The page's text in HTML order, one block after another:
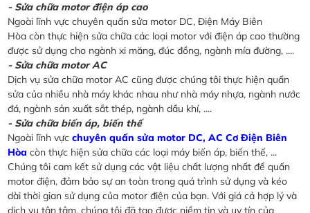
- Sửa chữa motor điện áp cao
Ngoài lĩnh vực chuyên quấn sửa motor DC, Điện Máy Biên
Hòa còn thực hiện sửa chữa các loại motor với điện áp cao thường
được sử dụng cho ngành xi măng, đúc đồng, ngành mía đường, ....
- Sửa chữa motor AC
Dịch vụ sửa chữa motor AC cũng được chúng tôi thực hiện quấn
sửa của nhiều nhà máy khác nhau như nhà máy nhựa, ngành nước
đá, ngành sản xuất sắt thép, ngành dầu khí, ....
- Sửa chữa biến áp, biến thế
Ngoài lĩnh vựcchuyên quấn sửa motor DC, AC Cơ Điện Biên
Hòacòn thực hiện sửa chữa các loại máy biến áp, biến thế, ...
Chúng tôi cam kết sử dụng các vật liệu chất lượng nhất để quấn
motor điện, đảm bảo sự an toàn trong quá trình sử dụng và kéo
dài thời gian sử dụng của motor điện của bạn. Với giá cả hợp lý và